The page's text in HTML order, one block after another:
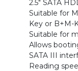
2.5" SATA
Suitable for
Key or B+M-
Suitable for
Allows
SATA III
Reading